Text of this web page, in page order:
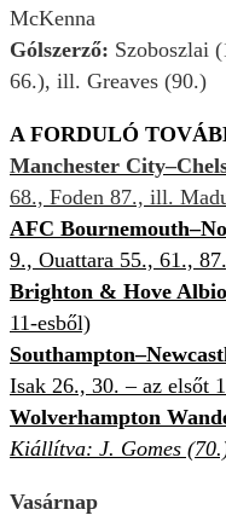
McKenna
Gólszerző: Szoboszlai
66.), ill. Greaves (90.)
A FORDULÓ
Manchester
68., Foden 87., ill.
AFC
9., Ouattara 55., 61.,
Brighton & Hove
11-esből)
Isak 26., 30. – az elsőt
Wolverhampton
Kiállítva: J. Gomes
Vasárnap